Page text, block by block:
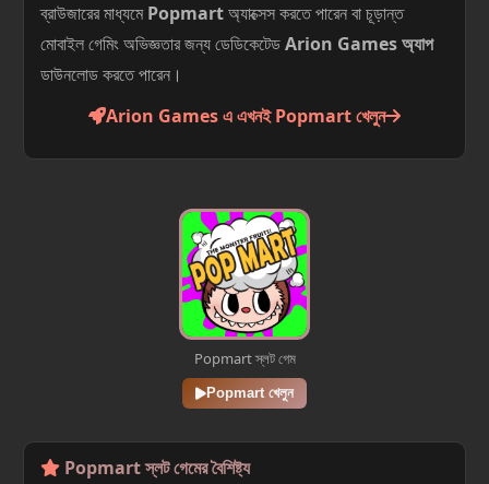
ব্রাউজারের মাধ্যমেPopmartঅ্যাক্সেস করতে পারেন বা চূড়ান্ত
মোবাইল গেমিং অভিজ্ঞতার জন্য ডেডিকেটেডArion Games অ্যাপ
ডাউনলোড করতে পারেন।
Arion Games এ এখনই Popmart খেলুন
Popmart স্লট গেম
Popmart খেলুন
Popmart স্লট গেমের বৈশিষ্ট্য